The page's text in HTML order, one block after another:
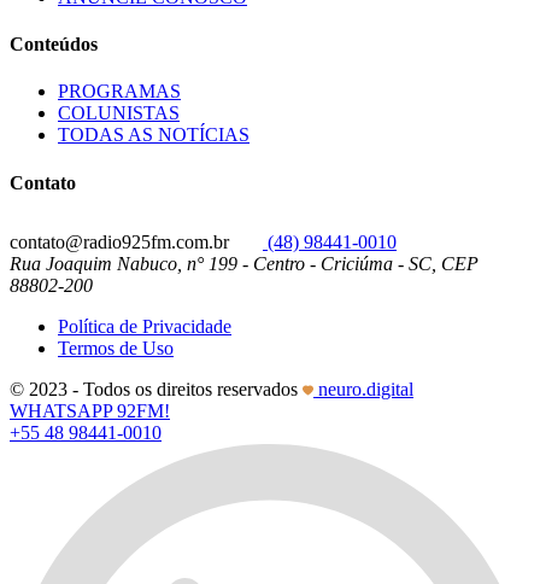
Conteúdos
PROGRAMAS
COLUNISTAS
TODAS AS NOTÍCIAS
Contato
contato@radio925fm.com.br
(48) 98441-0010
Rua Joaquim Nabuco, n° 199 - Centro - Criciúma - SC, CEP
88802-200
Política de Privacidade
Termos de Uso
© 2023 - Todos os direitos reservados
neuro.digital
WHATSAPP 92FM!
+55 48 98441-0010